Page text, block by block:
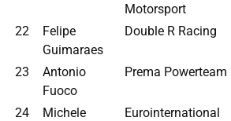
Motorsport
22
Felipe
Guimaraes
Double R Racing
23
Antonio
Fuoco
Prema Powerteam
24
Michele
Eurointernational